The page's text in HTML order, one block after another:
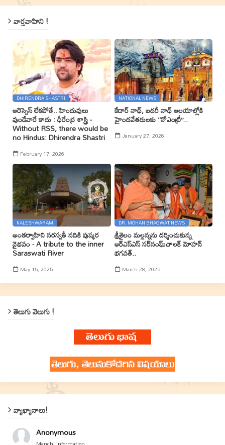
వార్తవాహిని !
DHIRENDRA SHASTRI
ఆరెస్సెస్ లేకపోతే.. హిందువులు
వుండేవారే కాదు : ధీరేంద్ర శాస్త్రి -
Without RSS, there would be
no Hindus: Dhirendra Shastri
February 17, 2026
NATIONAL NEWS
కేదార్ నాథ్, బదరీ నాథ్ ఆలయాల్లోకి
హైందవేతరులకు ‘‘నోఎంట్రీ’’..
January 27, 2026
KALESHWARAM
అంతర్వాహిని సరస్వతీ నదికి పుష్కర
వైభవం - A tribute to the inner
Saraswati River
May 15, 2025
DR. MOHAN BHAGWAT NEWS
శ్రీశైలం మల్లన్నను దర్శించుకున్న
ఆర్ఎస్ఎస్ సర్‌సంఘ్‌చాలక్ మోహన్
భగవత్..
March 28, 2025
తెలుగు వెలుగు !
వ్యాఖ్యానాలు!
Anonymous